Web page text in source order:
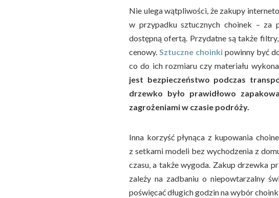
Nie ulega wątpliwości, że zakupy
w przypadku sztucznych choinek – za
dostępną ofertą. Przydatne są także
cenowy. Sztuczne choinkipowinny być
co do ich rozmiaru czy materiału
jest bezpieczeństwo podczas
drzewko było prawidłowo
zagrożeniami w czasie podróży.
Inna korzyść płynąca z kupowania
z setkami modeli bez wychodzenia z
czasu, a także wygoda. Zakup drzewka
zależy na zadbaniu o niepowtarzalny
poświęcać długich godzin na wybór